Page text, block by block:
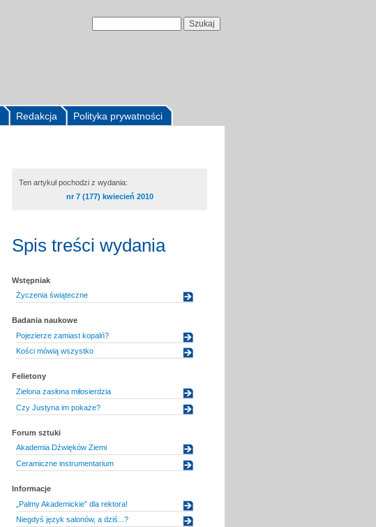
Polityka prywatności
Redakcja
Ten artykuł pochodzi z wydania:
nr 7 (177) kwiecień 2010
Spis treści wydania
Wstępniak
Życzenia świąteczne
Badania naukowe
Pojezierze zamiast kopalń?
Kości mówią wszystko
Felietony
Zielona zasłona miłosierdzia
Czy Justyna im pokaże?
Forum sztuki
Akademia Dźwięków Ziemi
Ceramiczne instrumentarium
Informacje
„Palmy Akademickie” dla rektora!
Niegdyś język salonów, a dziś...?